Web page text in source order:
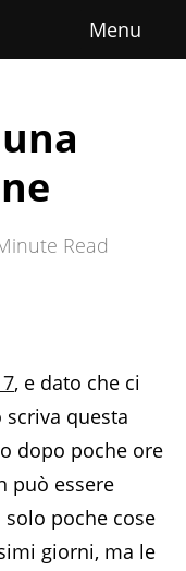
Read
, e dato che ci
questa
dopo poche ore
può essere
poche cose
giorni, ma le